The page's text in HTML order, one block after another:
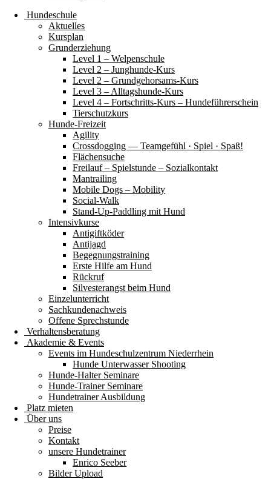
Hundeschule
Aktuelles
Kursplan
Grunderziehung
Level 1 – Welpenschule
Level 2 – Junghunde-Kurs
Level 2 – Grundgehorsams-Kurs
Level 3 – Alltagshunde-Kurs
Level 4 – Fortschritts-Kurs – Hundeführerschein
Tierschutzkurs
Hunde-Freizeit
Agility
Crossdogging — Teamgefühl · Spiel · Spaß!
Flächensuche
Freilauf – Spielstunde – Sozialkontakt
Mantrailing
Mobile Dogs – Mobility
Social-Walk
Stand-Up-Paddling mit Hund
Intensivkurse
Antigiftköder
Antijagd
Begegnungstraining
Erste Hilfe am Hund
Rückruf
Silvesterangst beim Hund
Einzelunterricht
Sachkundenachweis
Offene Sprechstunde
Verhaltensberatung
Akademie & Events
Events im Hundeschulzentrum Niederrhein
Hunde Unterwasser Shooting
Hunde-Halter Seminare
Hunde-Trainer Seminare
Hundetrainer Ausbildung
Platz mieten
Über uns
Preise
Kontakt
unsere Hundetrainer
Enrico Seeber
Bilder Upload